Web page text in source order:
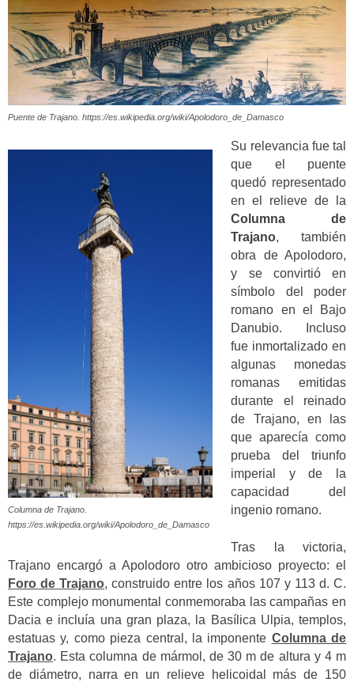
Puente de Trajano. https://es.wikipedia.org/wiki/Apolodoro_de_Damasco
Columna de Trajano.
https://es.wikipedia.org/wiki/Apolodoro_de_Damasco
Su relevancia fue tal
que el puente
quedó representado
en el relieve de la
Columna de
Trajano, también
obra de Apolodoro,
y se convirtió en
símbolo del poder
romano en el Bajo
Danubio. Incluso
fue inmortalizado en
algunas monedas
romanas emitidas
durante el reinado
de Trajano, en las
que aparecía como
prueba del triunfo
imperial y de la
capacidad del
ingenio romano.
Tras la victoria,
Trajano encargó a Apolodoro otro ambicioso proyecto: el
Foro de Trajano, construido entre los años 107 y 113 d. C.
Este complejo monumental conmemoraba las campañas en
Dacia e incluía una gran plaza, la Basílica Ulpia, templos,
estatuas y, como pieza central, la imponente Columna de
Trajano. Esta columna de mármol, de 30 m de altura y 4 m
de diámetro, narra en un relieve helicoidal más de 150